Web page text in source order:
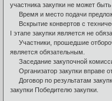
участника закупки не может
Время и место подачи
Вскрытие конвертов с
I этапе закупки является не
Участники, прошедшие
является обязательным.
Заседание закупочной
Организатор закупки вправе
Договор по результатам
закупки Победителю закупки.